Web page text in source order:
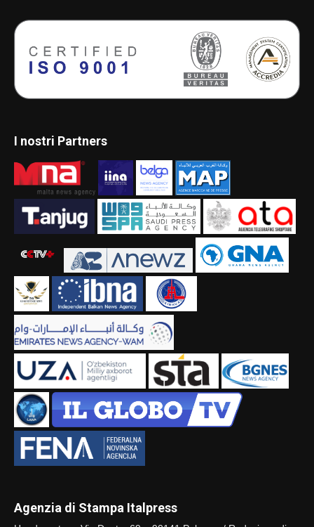
I nostri Partners
Agenzia di Stampa Italpress